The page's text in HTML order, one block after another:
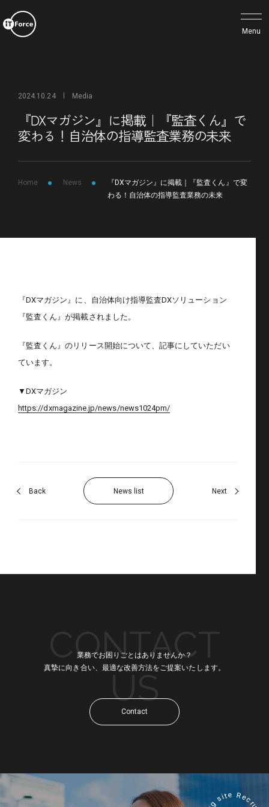
2024.10.24 Media
『DXマガジン』に掲載｜『監査くん』で
変わる！自治体の指導監査業務の未来
Home News
『DXマガジン』に掲載｜『監査くん』で変
わる！自治体の指導監査業務の未来
『DXマガジン』に、自治体向け指導監査DXソリューション
『監査くん』が掲載されました。
『監査くん』のリリース開始について、記事にしていただい
ています。
▼DXマガジン
https://dxmagazine.jp/news/news1024pm/
Back News list Next
業務でお困りごとはありませんか？
真摯に向き合い、最適な改善方法をご提案いたします。
CONTACT
US
Contact